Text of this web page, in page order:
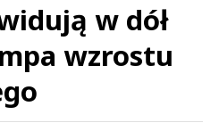
w dół
wzrostu